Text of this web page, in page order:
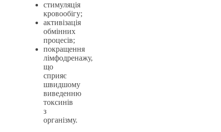
стимуляція
кровообігу;
активізація
обмінних
процесів;
покращення
лімфодренажу,
що
сприяє
швидшому
виведенню
токсинів
з
організму.